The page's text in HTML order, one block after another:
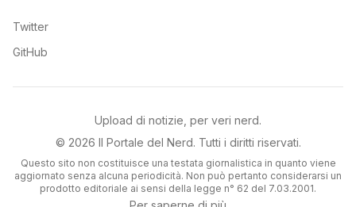
Twitter
GitHub
Upload di notizie, per veri nerd.
© 2026 Il Portale del Nerd. Tutti i diritti riservati.
Questo sito non costituisce una testata giornalistica in quanto viene
aggiornato senza alcuna periodicità. Non può pertanto considerarsi un
prodotto editoriale ai sensi della legge n° 62 del 7.03.2001.